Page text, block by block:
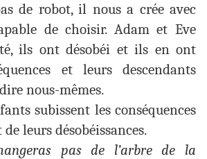
de robot, il nous a crée avec
de choisir. Adam et Eve
ils ont désobéi et ils en ont
et leurs descendants
nous-mêmes.
subissent les conséquences
leurs désobéissances.
pas de l’arbre de la